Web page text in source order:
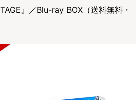
』／Blu-ray BOX（送料無料・